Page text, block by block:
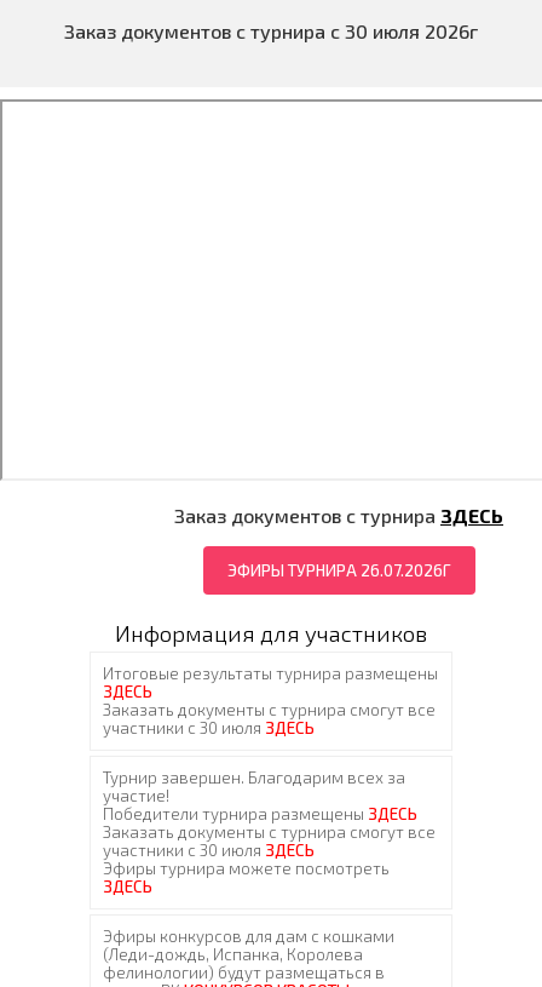
Заказ документов с турнира с 30 июля 2026г
Заказ документов с турнира ЗДЕСЬ
ЭФИРЫ ТУРНИРА 26.07.2026Г
Информация для участников